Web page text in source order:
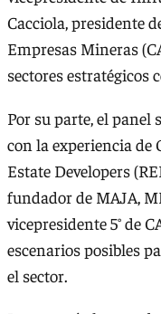
Cacciola, presidente
Empresas Mineras
sectores estratégicos
Por su parte, el
con la experiencia de
Estate Developers
fundador de MAJA,
vicepresidente 5° de
escenarios posibles
el sector.